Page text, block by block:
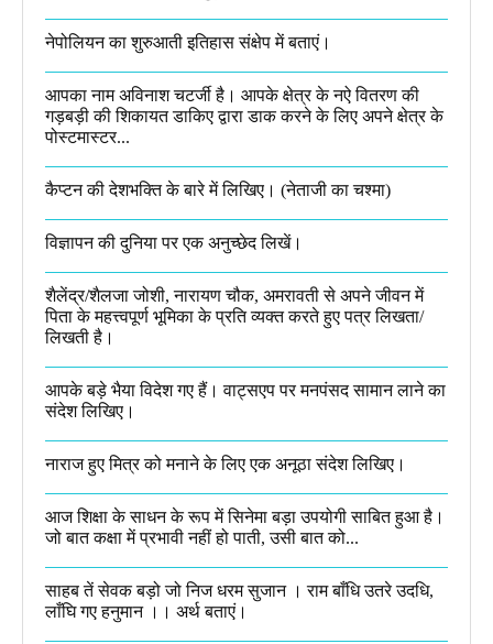
नेपोलियन का शुरुआती इतिहास संक्षेप में बताएं।
आपका नाम अविनाश चटर्जी है। आपके क्षेत्र के नऐ वितरण की
गड़बड़ी की शिकायत डाकिए द्वारा डाक करने के लिए अपने क्षेत्र के
पोस्टमास्टर...
कैप्टन की देशभक्ति के बारे में लिखिए।​ (नेताजी का चश्मा)
विज्ञापन की दुनिया पर एक अनुच्छेद लिखें।
शैलेंद्र/शैलजा जोशी, नारायण चौक, अमरावती से अपने जीवन में
पिता के महत्त्वपूर्ण भूमिका के प्रति व्यक्त करते हुए पत्र लिखता/
लिखती है।​
आपके बड़े भैया विदेश गए हैं। वाट्सएप पर मनपंसद सामान लाने का
संदेश लिखिए।
नाराज हुए मित्र को मनाने के लिए एक अनूठा संदेश लिखिए।
आज शिक्षा के साधन के रूप में सिनेमा बड़ा उपयोगी साबित हुआ है।
जो बात कक्षा में प्रभावी नहीं हो पाती, उसी बात को...
साहब तें सेवक बड़ो जो निज धरम सुजान । राम बाँधि उतरे उदधि,
लाँघि गए हनुमान ।।​ अर्थ बताएं।